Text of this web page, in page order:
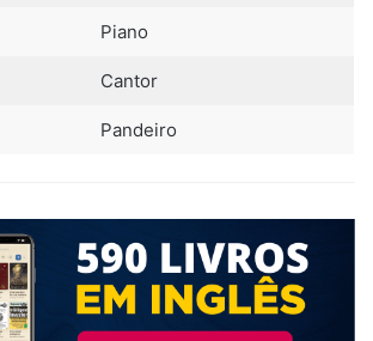
Piano
Cantor
Pandeiro